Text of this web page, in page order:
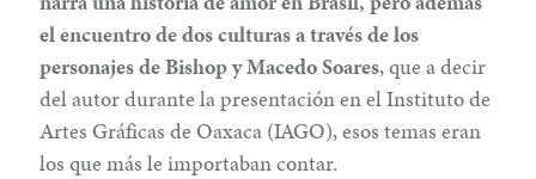
el encuentro de dos culturas a través de los
personajes de Bishop y Macedo Soares, que a decir
del autor durante la presentación en el Instituto de
Artes Gráficas de Oaxaca (IAGO), esos temas eran
los que más le importaban contar.